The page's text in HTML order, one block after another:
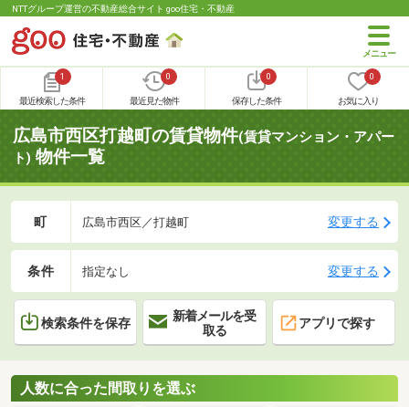
NTTグループ運営の不動産総合サイト goo住宅・不動産
1
最近検索した条件
0
最近見た物件
0
保存した条件
0
お気に入り
広島市西区打越町の賃貸物件(賃貸マンション・アパー
ト) 物件一覧
町 広島市西区／打越町 変更する
条件 指定なし 変更する
検索条件を保存
新着メールを受
取る
アプリで探す
人数に合った間取りを選ぶ